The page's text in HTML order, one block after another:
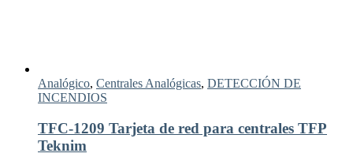
Analógico, Centrales Analógicas, DETECCIÓN DE
INCENDIOS
TFC-1209 Tarjeta de red para centrales TFP
Teknim